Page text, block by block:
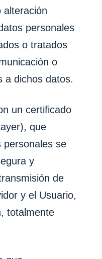
alteración
personales
o tratados
o
a dichos datos.
un certificado
que
personales se
y
de
y el Usuario,
totalmente